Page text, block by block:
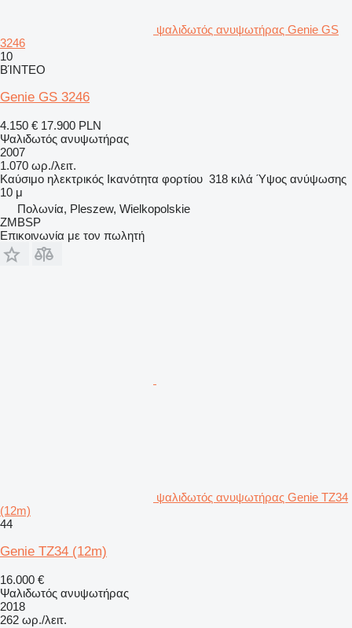
ψαλιδωτός ανυψωτήρας Genie GS
3246
10
ΒΊΝΤΕΟ
Genie GS 3246
4.150 € 17.900 PLN
Ψαλιδωτός ανυψωτήρας
2007
1.070 ωρ./λειτ.
Καύσιμο ηλεκτρικός Ικανότητα φορτίου 318 κιλά Ύψος ανύψωσης
10 μ
Πολωνία, Pleszew, Wielkopolskie
ZMBSP
Επικοινωνία με τον πωλητή
ψαλιδωτός ανυψωτήρας Genie TZ34
(12m)
44
Genie TZ34 (12m)
16.000 €
Ψαλιδωτός ανυψωτήρας
2018
262 ωρ./λειτ.